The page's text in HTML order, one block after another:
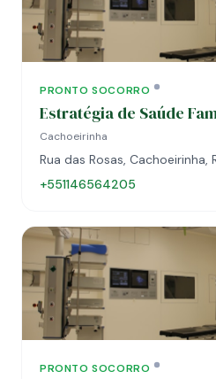
PRONTO SOCORRO
Estratégia de Saúde
Cachoeirinha
Rua das Rosas,
+551146564205
PRONTO SOCORRO